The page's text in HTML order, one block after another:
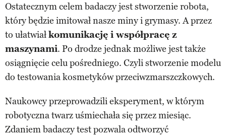
Ostatecznym celem badaczy jest stworzenie robota,
który będzie imitował nasze miny i grymasy. A przez
to ułatwiałkomunikację i współpracę z
maszynami. Po drodze jednak możliwe jest także
osiągnięcie celu pośredniego. Czyli stworzenie modelu
do testowania kosmetyków przeciwzmarszczkowych.
Naukowcy przeprowadzili eksperyment, w którym
robotyczna twarz uśmiechała się przez miesiąc.
Zdaniem badaczy test pozwala odtworzyć